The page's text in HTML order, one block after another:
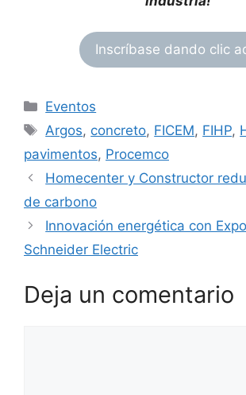
Inscríbase dando clic
Categorías
Eventos
Etiquetas
Argos, concreto, FICEM, FIHP,
pavimentos, Procemco
Homecenter y Constructor
de carbono
Innovación energética con
Schneider Electric
Deja un comentario